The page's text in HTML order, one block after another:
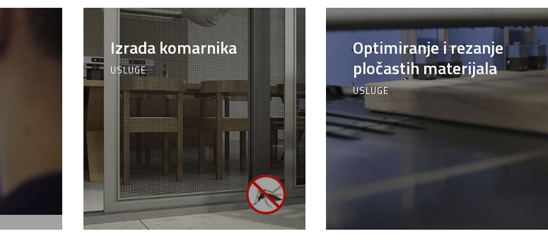
Izrada komarnika
USLUGE
Optimiranje i rezanje
pločastih materijala
USLUGE